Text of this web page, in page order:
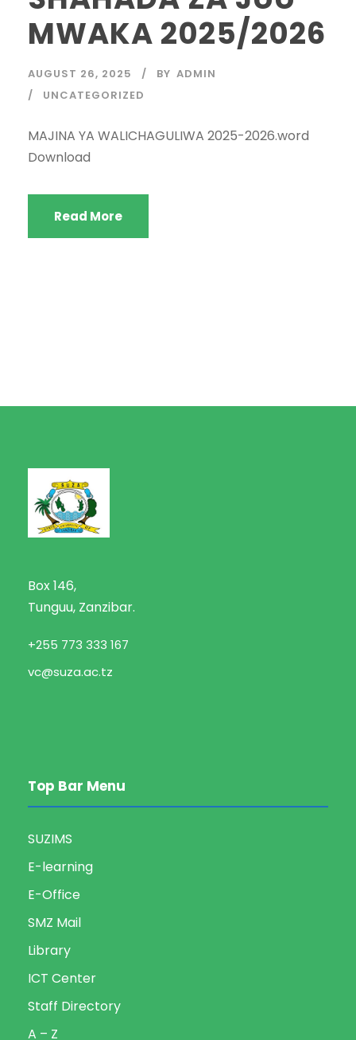
MWAKA 2025/2026
AUGUST 26, 2025 BY ADMIN
UNCATEGORIZED
MAJINA YA WALICHAGULIWA 2025-2026.word
Download
Read More
Box 146,
Tunguu, Zanzibar.
+255 773 333 167
vc@suza.ac.tz
Top Bar Menu
SUZIMS
E-learning
E-Office
SMZ Mail
Library
ICT Center
Staff Directory
A – Z